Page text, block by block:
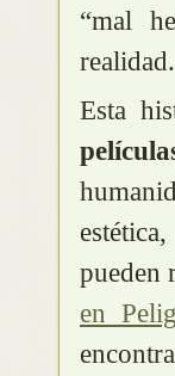
“mal
realidad.
Esta
pueden
en